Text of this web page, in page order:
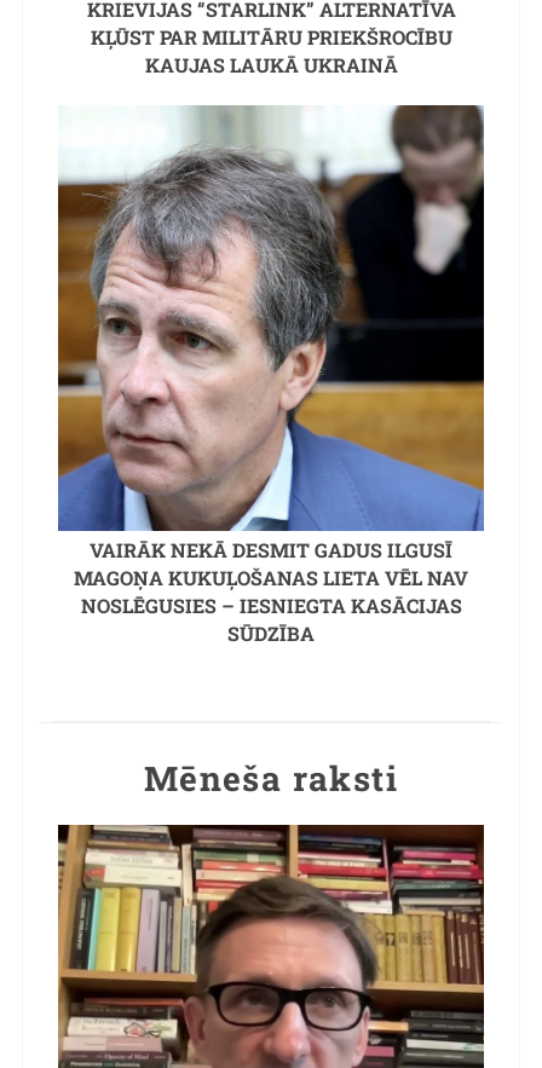
KRIEVIJAS “STARLINK” ALTERNATĪVA
KĻŪST PAR MILITĀRU PRIEKŠROCĪBU
KAUJAS LAUKĀ UKRAINĀ
VAIRĀK NEKĀ DESMIT GADUS ILGUSĪ
MAGOŅA KUKUĻOŠANAS LIETA VĒL NAV
NOSLĒGUSIES – IESNIEGTA KASĀCIJAS
SŪDZĪBA
Mēneša raksti